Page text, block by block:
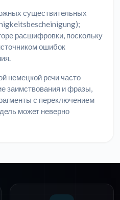
существительных
расшифровки, поскольку
ошибок
немецкой речи часто
заимствования и фразы,
с переключением
может неверно